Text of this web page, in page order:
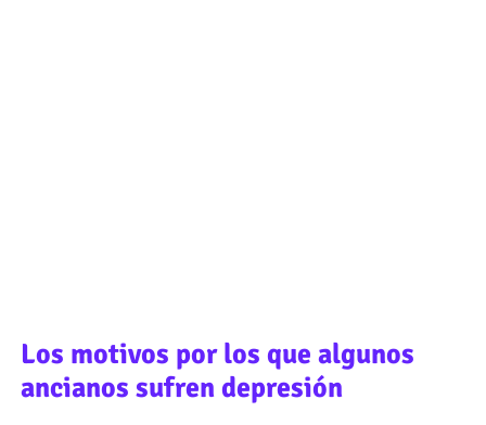
Los motivos por los que algunos
ancianos sufren depresión